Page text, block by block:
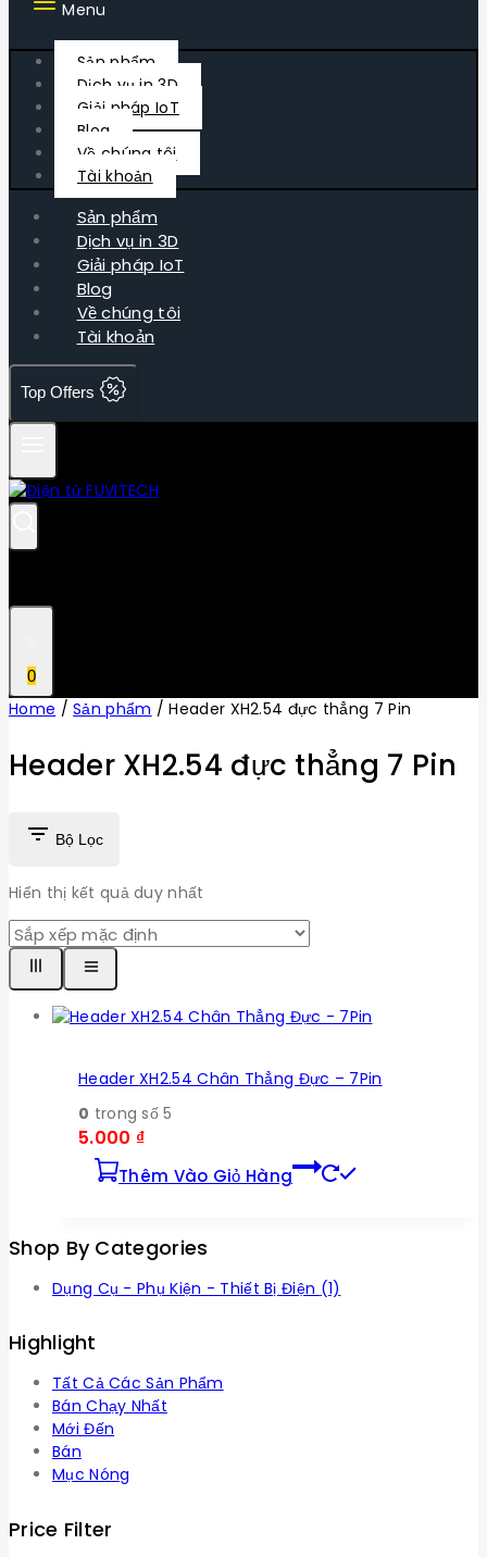
Menu
Sản phẩm
Dịch vụ in 3D
Giải pháp IoT
Blog
Về chúng tôi
Tài khoản
Sản phẩm
Dịch vụ in 3D
Giải pháp IoT
Blog
Về chúng tôi
Tài khoản
Top Offers
0
Home / Sản phẩm / Header XH2.54 đực thẳng 7 Pin
Header XH2.54 đực thẳng 7 Pin
Bộ Lọc
Hiển thị kết quả duy nhất
Header XH2.54 Chân Thẳng Đực – 7Pin
0 trong số 5
5.000 ₫
Thêm Vào Giỏ Hàng
Shop By Categories
Dụng Cụ - Phụ Kiện - Thiết Bị Điện (1)
Highlight
Tất Cả Các Sản Phẩm
Bán Chạy Nhất
Mới Đến
Bán
Mục Nóng
Price Filter